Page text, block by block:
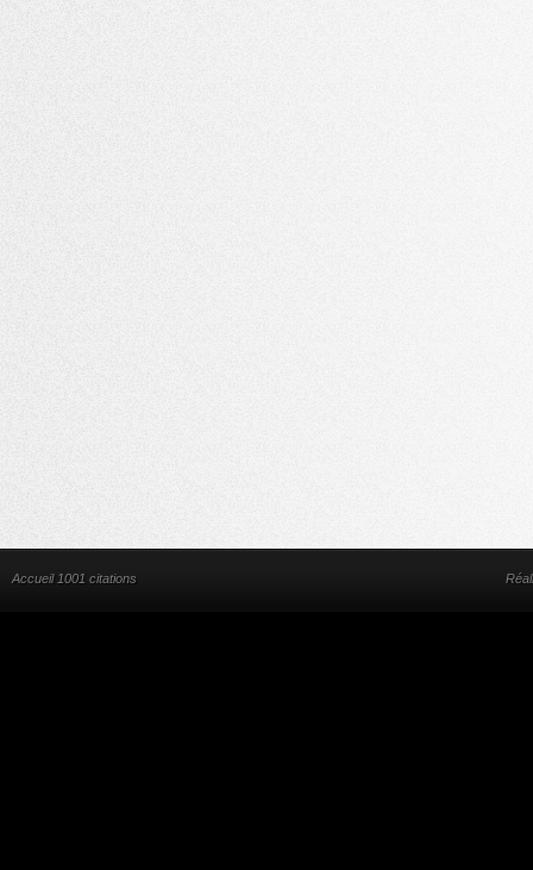
Accueil 1001 citations